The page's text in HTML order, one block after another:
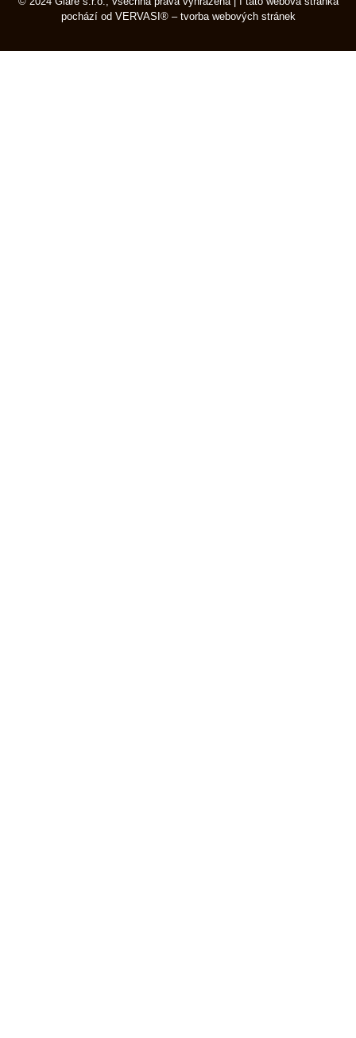
pochází od VERVASI® – tvorba webových stránek